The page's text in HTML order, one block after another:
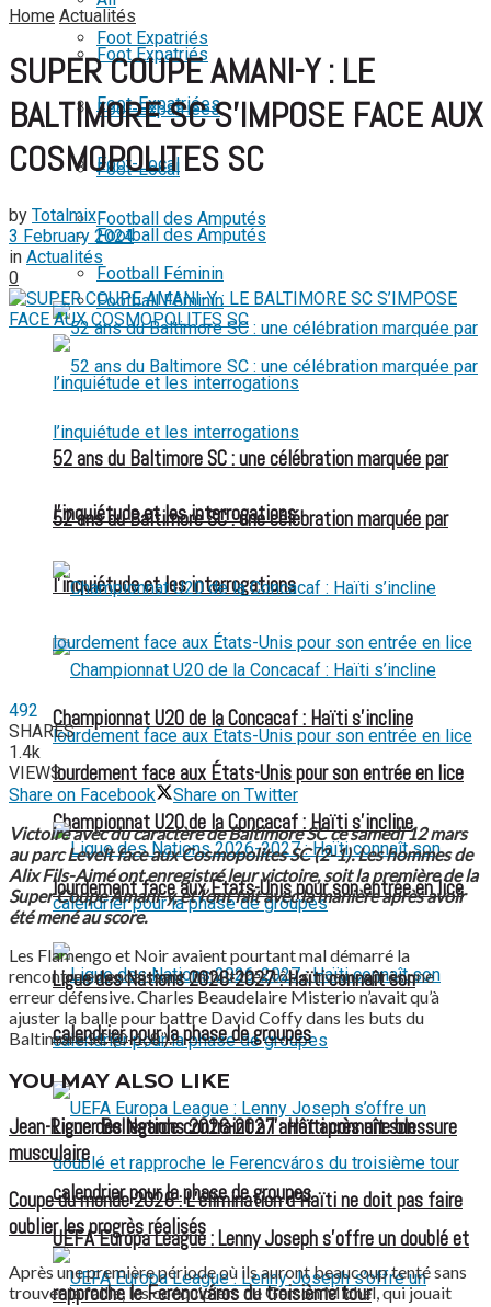
Foot Expatriés
Foot-Expatriées
Foot-Local
Football des Amputés
Football Féminin
52 ans du Baltimore SC : une célébration marquée par
l’inquiétude et les interrogations
Championnat U20 de la Concacaf : Haïti s’incline
lourdement face aux États-Unis pour son entrée en lice
Ligue des Nations 2026-2027 : Haïti connaît son
calendrier pour la phase de groupes
Foot Expatriés
Foot-Expatriées
Foot-Local
Football des Amputés
Football Féminin
52 ans du Baltimore SC : une célébration marquée par
l’inquiétude et les interrogations
Championnat U20 de la Concacaf : Haïti s’incline
lourdement face aux États-Unis pour son entrée en lice
Ligue des Nations 2026-2027 : Haïti connaît son
calendrier pour la phase de groupes
UEFA Europa League : Lenny Joseph s’offre un doublé et
rapproche le Ferencváros du troisième tour
View All Result
Home Actualités
SUPER COUPE AMANI-Y : LE
BALTIMORE SC S’IMPOSE FACE AUX
COSMOPOLITES SC
by Totalmix
3 February 2024
in Actualités
0
492
SHARES
1.4k
VIEWS
Share on Facebook
Share on Twitter
Victoire avec du caractère de Baltimore SC ce samedi 12 mars
au parc Levelt face aux Cosmopolites SC (2-1). Les hommes de
Alix Fils-Aimé ont enregistré leur victoire, soit la première de la
Super Coupe Amani-y, et l’ont fait avec la manière après avoir
été mené au score.
Les Flamengo et Noir avaient pourtant mal démarré la
rencontre en encaissant un but très tôt, survenu après une
erreur défensive. Charles Beaudelaire Misterio n’avait qu’à
ajuster la balle pour battre David Coffy dans les buts du
Baltimore SC (0-1, 8’).
YOU MAY ALSO LIKE
Jean-Ricner Bellegarde contraint à l’arrêt après une blessure
musculaire
Coupe du monde 2026 : L’élimination d’Haïti ne doit pas faire
oublier les progrès réalisés
Après une première période où ils auront beaucoup tenté sans
trouver la faille, les coéquipiers de Gerson Michel, qui jouait